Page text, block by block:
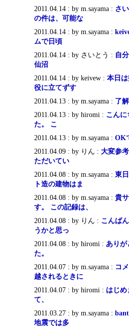
2011.04.14 : by m.sayama : さ
の件は、可能な
2011.04.14 : by m.sayama :
ムで日頃
2011.04.14 : by さいとう : 自
仙沼
2011.04.14 : by keivew : 本日
役に立てずす
2011.04.13 : by m.sayama : 了
2011.04.13 : by hiromi : こん
た。 こ
2011.04.13 : by m.sayama : OK
2011.04.09 : by りん : 大変参
ただいてい
2011.04.08 : by m.sayama : 東
ト造の建物はま
2011.04.08 : by m.sayama : 貴
す。 この記録は、
2011.04.08 : by りん : こんば
うかと思っ
2011.04.08 : by hiromi : あり
た。
2011.04.07 : by m.sayama : コ
越されるときに
2011.04.07 : by hiromi : はじ
て、
2011.03.27 : by m.sayama :
地震では多